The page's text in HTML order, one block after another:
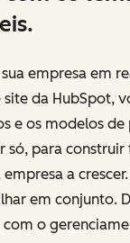
empresa em
da HubSpot,
e os modelos de
só, para
a
em conjunto.
o